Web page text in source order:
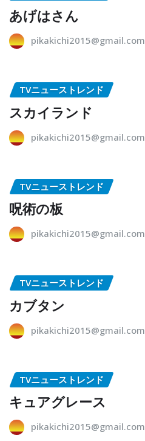
あげはさん
pikakichi2015@gmail.com
TVニューストレンド
スカイランド
pikakichi2015@gmail.com
TVニューストレンド
呪術の板
pikakichi2015@gmail.com
TVニューストレンド
カブタン
pikakichi2015@gmail.com
TVニューストレンド
キュアグレース
pikakichi2015@gmail.com